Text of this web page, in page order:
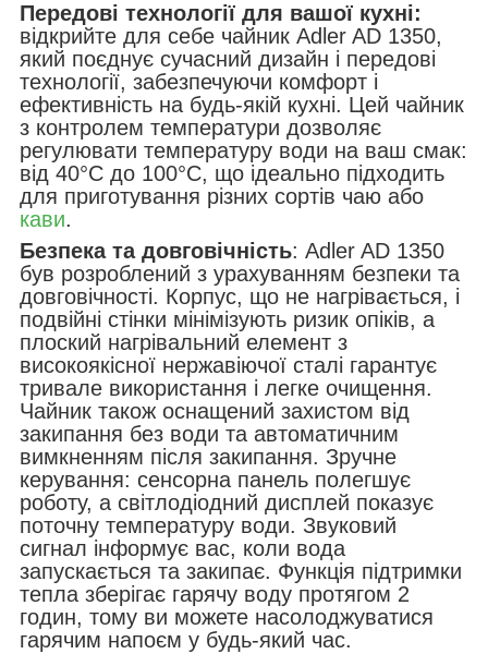
Передові технології для вашої кухні:
відкрийте для себе чайник Adler AD 1350,
який поєднує сучасний дизайн і передові
технології, забезпечуючи комфорт і
ефективність на будь-якій кухні. Цей чайник
з контролем температури дозволяє
регулювати температуру води на ваш смак:
від 40°C до 100°C, що ідеально підходить
для приготування різних сортів чаю або
кави.
Безпека та довговічність: Adler AD 1350
був розроблений з урахуванням безпеки та
довговічності. Корпус, що не нагрівається, і
подвійні стінки мінімізують ризик опіків, а
плоский нагрівальний елемент з
високоякісної нержавіючої сталі гарантує
тривале використання і легке очищення.
Чайник також оснащений захистом від
закипання без води та автоматичним
вимкненням після закипання. Зручне
керування: сенсорна панель полегшує
роботу, а світлодіодний дисплей показує
поточну температуру води. Звуковий
сигнал інформує вас, коли вода
запускається та закипає. Функція підтримки
тепла зберігає гарячу воду протягом 2
годин, тому ви можете насолоджуватися
гарячим напоєм у будь-який час.